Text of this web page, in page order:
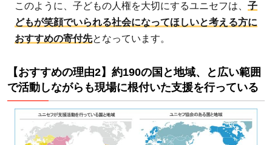
いた
支援
を行
いる
1.3
【お
すす
めの
このように、子どもの人権を大切にするユニセフは、 子
どもが笑顔でいられる社会になってほしいと考える方に
おすすめの寄付先となっています。
【おすすめの理由2】約190の国と地域、と広い範囲
で活動しながらも現場に根付いた支援を行っている